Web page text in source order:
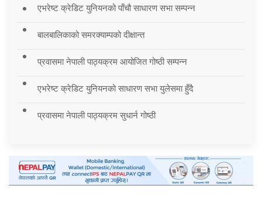
एभरेष्ट क्रेडिट युनियनको पाँचौ साधारण सभा सम्पन्न
बालबालिकाको समरक्याम्पको दीक्षान्त
प्रवासमा नेपाली पाठ्यक्रम आयोजित गोष्ठी सम्पन्न
एभरेष्ट क्रेडिट युनियनको साधारण सभा युलेसमा हुँदै
प्रवासमा नेपाली पाठ्यक्रम सुधार्न गोष्ठी